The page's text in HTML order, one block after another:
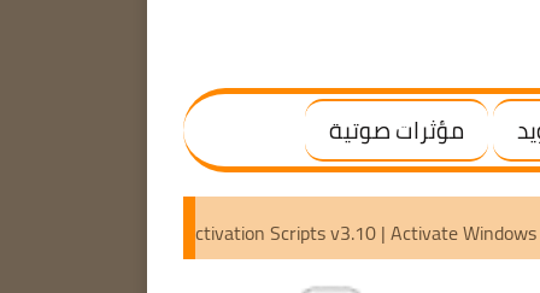
مؤثرات صوتية
Microsoft Activation Scripts v3.10 |